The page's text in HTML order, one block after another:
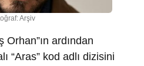
Arşiv
Orhan”ın ardından
“Aras” kod adlı dizisini